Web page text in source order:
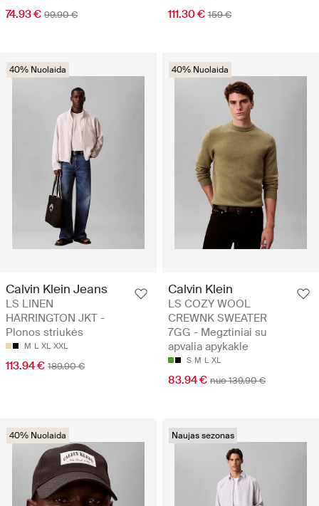
74.93 € 99.90 € 111.30 € 159 €
40% Nuolaida
Calvin Klein Jeans
LS LINEN
HARRINGTON JKT -
Plonos striukės
M L XL XXL
113.94 € 189.90 €
40% Nuolaida
Calvin Klein
LS COZY WOOL
CREWNK SWEATER
7GG - Megztiniai su
apvalia apykakle
S M L XL
83.94 € nuo 139.90 €
40% Nuolaida Naujas sezonas